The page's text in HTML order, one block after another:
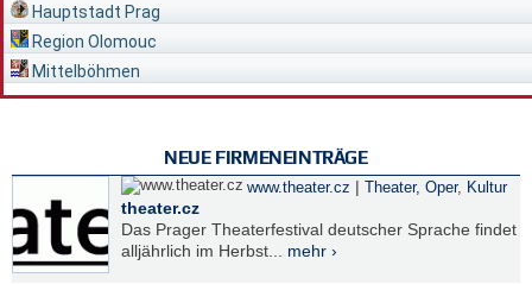
Hauptstadt Prag
Region Olomouc
Mittelböhmen
NEUE FIRMENEINTRÄGE
www.theater.cz | Theater, Oper, Kultur
theater.cz
Das Prager Theaterfestival deutscher Sprache findet
alljährlich im Herbst... mehr ›